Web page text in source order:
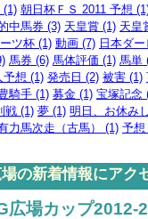
(1) 朝日杯ＦＳ 2011 予想
中馬券 (3) 天皇賞 (1) 天皇
ツ杯 (1) 動画 (7) 日本ダ
馬券 (6) 馬体評価 (1) 馬単
予想 (1) 発売日 (2) 被害 (1)
騎手 (1) 募金 (1) 宝塚記念
戦 (1) 夢 (1) 明日、お休み
力馬次走（古馬） (1) 予想
の新着情報にアク
広場カップ